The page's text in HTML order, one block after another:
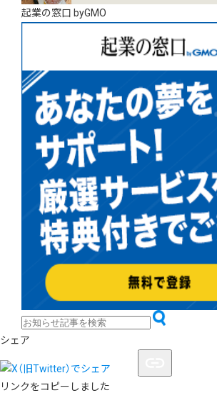
起業の窓口 byGMO
シェア
リンクをコピーしました